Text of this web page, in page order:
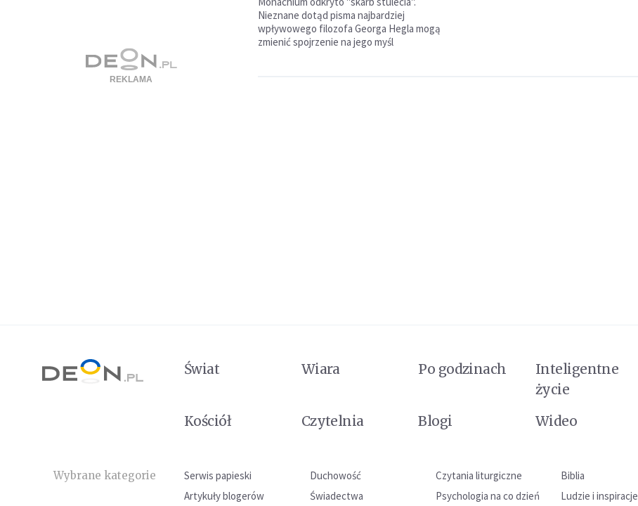
Nieznane dotąd pisma najbardziej
wpływowego filozofa Georga Hegla mogą
zmienić spojrzenie na jego myśl
Świat Wiara Po godzinach
Inteligentne
życie
Kościół
Czytelnia Blogi Wideo
Wybrane kategorie Serwis papieski Duchowość Czytania liturgiczne
Biblia
Artykuły blogerów
Świadectwa Psychologia na co dzień Ludzie i inspiracje